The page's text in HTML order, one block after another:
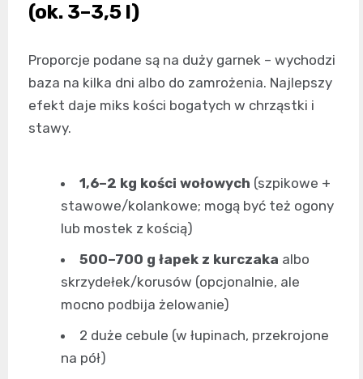
(ok. 3–3,5 l)
Proporcje podane są na duży garnek – wychodzi
baza na kilka dni albo do zamrożenia. Najlepszy
efekt daje miks kości bogatych w chrząstki i
stawy.
1,6–2 kg kości wołowych (szpikowe +
stawowe/kolankowe; mogą być też ogony
lub mostek z kością)
500–700 g łapek z kurczaka albo
skrzydełek/korusów (opcjonalnie, ale
mocno podbija żelowanie)
2 duże cebule (w łupinach, przekrojone
na pół)